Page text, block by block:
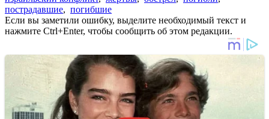
пострадавшие, погибшие
Если вы заметили ошибку, выделите необходимый текст и
нажмите Ctrl+Enter, чтобы сообщить об этом редакции.